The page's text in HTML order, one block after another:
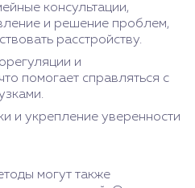
консультации,
и решение проблем,
расстройству.
и
помогает справляться с
и укрепление уверенности
могут также